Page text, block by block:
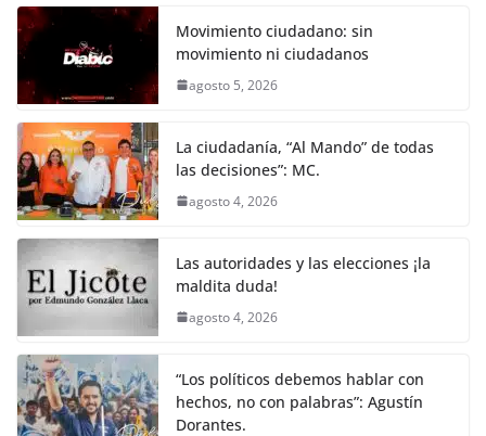
Movimiento ciudadano: sin
movimiento ni ciudadanos
agosto 5, 2026
La ciudadanía, “Al Mando” de todas
las decisiones”: MC.
agosto 4, 2026
Las autoridades y las elecciones ¡la
maldita duda!
agosto 4, 2026
“Los políticos debemos hablar con
hechos, no con palabras”: Agustín
Dorantes.